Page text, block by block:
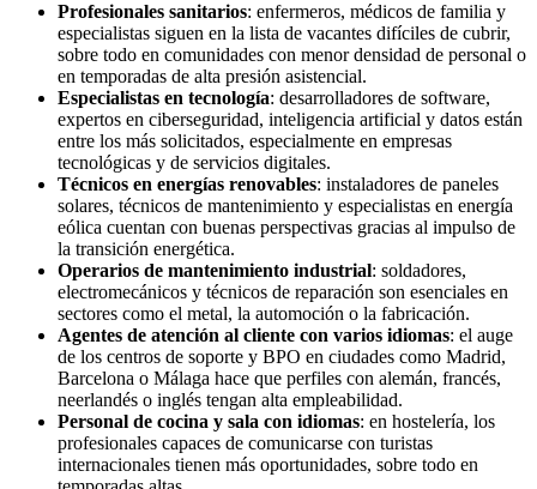
Profesionales sanitarios: enfermeros, médicos de familia y
especialistas siguen en la lista de vacantes difíciles de cubrir,
sobre todo en comunidades con menor densidad de personal o
en temporadas de alta presión asistencial.
Especialistas en tecnología: desarrolladores de software,
expertos en ciberseguridad, inteligencia artificial y datos están
entre los más solicitados, especialmente en empresas
tecnológicas y de servicios digitales.
Técnicos en energías renovables: instaladores de paneles
solares, técnicos de mantenimiento y especialistas en energía
eólica cuentan con buenas perspectivas gracias al impulso de
la transición energética.
Operarios de mantenimiento industrial: soldadores,
electromecánicos y técnicos de reparación son esenciales en
sectores como el metal, la automoción o la fabricación.
Agentes de atención al cliente con varios idiomas: el auge
de los centros de soporte y BPO en ciudades como Madrid,
Barcelona o Málaga hace que perfiles con alemán, francés,
neerlandés o inglés tengan alta empleabilidad.
Personal de cocina y sala con idiomas: en hostelería, los
profesionales capaces de comunicarse con turistas
internacionales tienen más oportunidades, sobre todo en